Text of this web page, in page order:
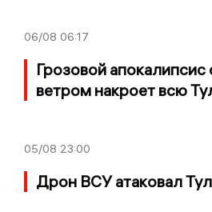
06/08 06:17
Грозовой
ветром накроет всю
05/08 23:00
Дрон ВСУ атаковал